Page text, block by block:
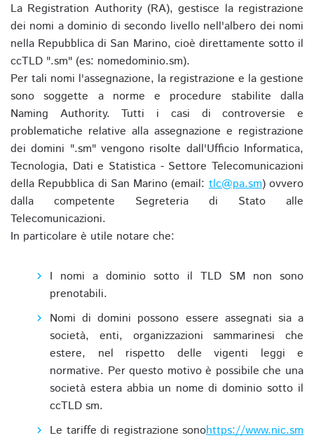
La Registration Authority (RA), gestisce la registrazione
dei nomi a dominio di secondo livello nell'albero dei nomi
nella Repubblica di San Marino, cioè direttamente sotto il
ccTLD ".sm" (es: nomedominio.sm).
Per tali nomi l'assegnazione, la registrazione e la gestione
sono soggette a norme e procedure stabilite dalla
Naming Authority. Tutti i casi di controversie e
problematiche relative alla assegnazione e registrazione
dei domini ".sm" vengono risolte dall'Ufficio Informatica,
Tecnologia, Dati e Statistica - Settore Telecomunicazioni
della Repubblica di San Marino (email:tlc@pa.sm) ovvero
dalla competente Segreteria di Stato alle
Telecomunicazioni.
In particolare è utile notare che:
I nomi a dominio sotto il TLD SM non sono
prenotabili.
Nomi di domini possono essere assegnati sia a
società, enti, organizzazioni sammarinesi che
estere, nel rispetto delle vigenti leggi e
normative. Per questo motivo è possibile che una
società estera abbia un nome di dominio sotto il
ccTLD sm.
Le tariffe di registrazione sonohttps://www.nic.sm